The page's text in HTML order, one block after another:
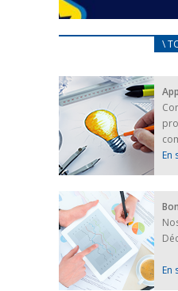
CARNET
25 avril 2022
Afin d’accompagner
ukrainiens arrivés en
FEUILLETER
\
En
En